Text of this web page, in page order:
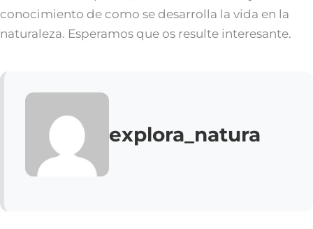
conocimiento de como se desarrolla la vida en la
naturaleza. Esperamos que os resulte interesante.
explora_natura